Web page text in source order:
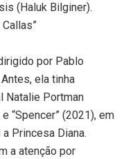
(Haluk Bilginer).
por Pablo
ela tinha
Natalie Portman
“Spencer” (2021), em
Princesa Diana.
a atenção por